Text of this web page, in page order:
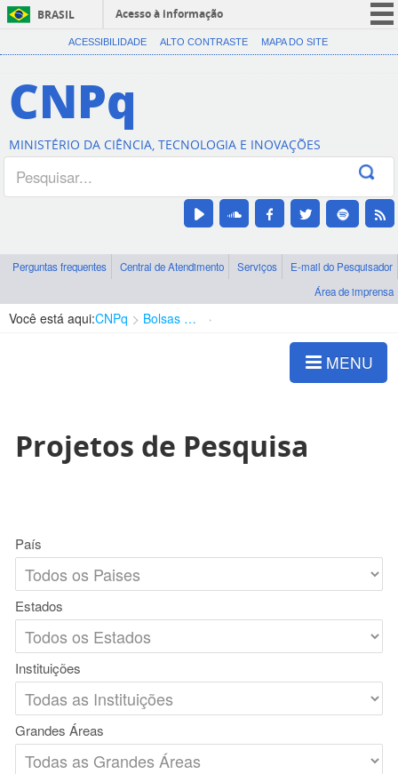
BRASIL
Acesso à informação
CORONAVÍRUS (COVID-19)
Canais
ACESSIBILIDADE ALTO CONTRASTE MAPA DO SITE
CNPq
MINISTÉRIO DA CIÊNCIA, TECNOLOGIA E INOVAÇÕES
Perguntas frequentes Central de Atendimento Serviços
E-mail do Pesquisador
Área de imprensa
Você está aqui:CNPq Bolsas e Auxílios Vigentes
MENU
Projetos de Pesquisa
País
Estados
Instituições
Grandes Áreas